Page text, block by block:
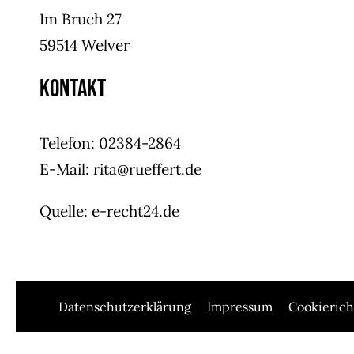
Im Bruch 27
59514 Welver
Kontakt
Telefon: 02384-2864
E-Mail: rita@rueffert.de
Quelle: e-recht24.de
Datenschutzerklärung Impressum